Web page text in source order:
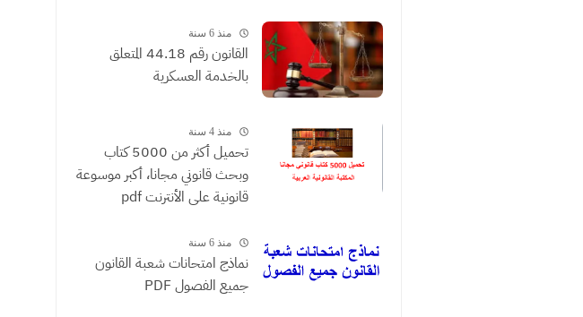
الموثقون
منذ 6 سنة
القانون رقم 44.18 المتعلق
بالخدمة العسكرية
منذ 4 سنة
تحميل أكثر من 5000 كتاب
وبحث قانوني مجانا، أكبر موسوعة
قانونية على الأنترنت pdf
منذ 6 سنة
نماذج امتحانات شعبة القانون
جميع الفصول PDF